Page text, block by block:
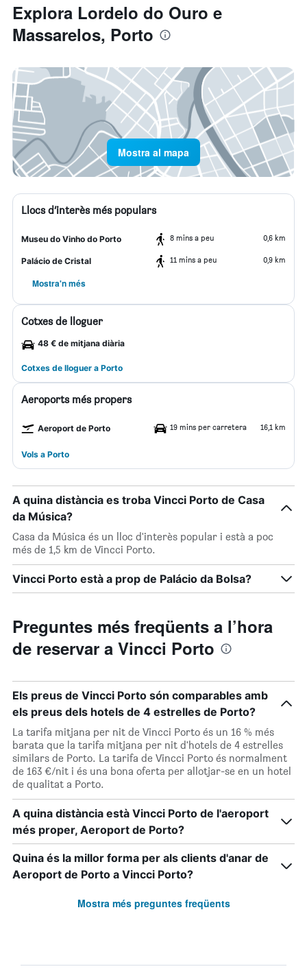
Explora Lordelo do Ouro e
Massarelos, Porto
Mostra al mapa
Llocs d’interès més populars
Museu do Vinho do Porto 8 mins a peu 0,6 km
Palácio de Cristal 11 mins a peu 0,9 km
Mostra'n més
Cotxes de lloguer
48 € de mitjana diària
Cotxes de lloguer a Porto
Aeroports més propers
Aeroport de Porto 19 mins per carretera 16,1 km
Vols a Porto
A quina distància es troba Vincci Porto de Casa
da Música?
Casa da Música és un lloc d'interès popular i està a poc
més de 1,5 km de Vincci Porto.
Vincci Porto està a prop de Palácio da Bolsa?
Preguntes més freqüents a l’hora
de reservar a Vincci Porto
Els preus de Vincci Porto són comparables amb
els preus dels hotels de 4 estrelles de Porto?
La tarifa mitjana per nit de Vincci Porto és un 16 % més
barata que la tarifa mitjana per nit d'hotels de 4 estrelles
similars de Porto. La tarifa de Vincci Porto és normalment
de 163 €/nit i és una bona oferta per allotjar-se en un hotel
de qualitat a Porto.
A quina distància està Vincci Porto de l'aeroport
més proper, Aeroport de Porto?
Quina és la millor forma per als clients d'anar de
Aeroport de Porto a Vincci Porto?
Mostra més preguntes freqüents